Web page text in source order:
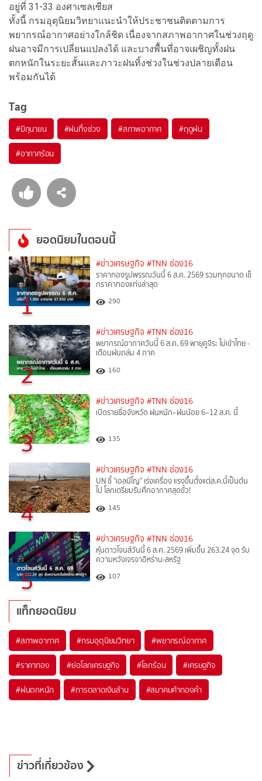
อยู่ที่ 31-33 องศาเซลเซียส
ทั้งนี้ กรมอุตุนิยมวิทยาแนะนำให้ประชาชนติดตามการ
พยากรณ์อากาศอย่างใกล้ชิด เนื่องจากสภาพอากาศในช่วงฤดู
ฝนอาจมีการเปลี่ยนแปลงได้ และบางพื้นที่อาจเผชิญทั้งฝน
ตกหนักในระยะสั้นและภาวะฝนทิ้งช่วงในช่วงปลายเดือน
พร้อมกันได้
Tag
#มิถุนายน #ฝนทิ้งช่วง #สภาพอากาศ #ฤดูฝน
#อากาศร้อน
ยอดนิยมในตอนนี้
1
#ข่าวเศรษฐกิจ #TNN ช่อง16
ราคาทองรูปพรรณวันนี้ 6 ส.ค. 2569 รวมทุกขนาด เช็
กราคาทองแท่งล่าสุด
290
2
#ข่าวเศรษฐกิจ #TNN ช่อง16
พยากรณ์อากาศวันนี้ 6 ส.ค. 69 พายุคูจิระ ไม่เข้าไทย -
เตือนฝนถล่ม 4 ภาค
160
3
#ข่าวเศรษฐกิจ #TNN ช่อง16
เปิดรายชื่อจังหวัด ฝนหนัก–ฝนน้อย 6–12 ส.ค. นี้
135
4
#ข่าวเศรษฐกิจ #TNN ช่อง16
UN ชี้ "เอลนีโญ" เร่งเครื่อง แรงขึ้นตั้งแต่ส.ค.นี้เป็นต้น
ไป โลกเตรียมรับศึกอากาศสุดขั้ว!
145
5
#ข่าวเศรษฐกิจ #TNN ช่อง16
หุ้นดาวโจนส์วันนี้ 6 ส.ค. 2569 เพิ่มขึ้น 263.24 จุด รับ
ความหวังเจรจาอิหร่าน-สหรัฐ
107
แท็กยอดนิยม
#สภาพอากาศ #กรมอุตุนิยมวิทยา #พยากรณ์อากาศ
#ราคาทอง #ย่อโลกเศรษฐกิจ #โลกร้อน #เศรษฐกิจ
#ฝนตกหนัก #การตลาดเงินล้าน #สมาคมค้าทองคำ
ข่าวที่เกี่ยวข้อง